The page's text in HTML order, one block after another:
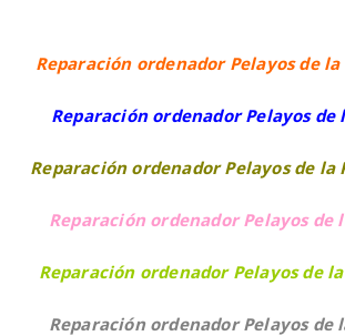
Reparación ordenador Pelayos de la
Reparación ordenador Pelayos de
Reparación ordenador Pelayos de la
Reparación ordenador Pelayos de
Reparación ordenador Pelayos de
Reparación ordenador Pelayos de